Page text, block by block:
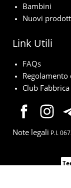
Bambini
Nuovi
Link Utili
FAQs
Regolamento
Club
Note legali P.I.